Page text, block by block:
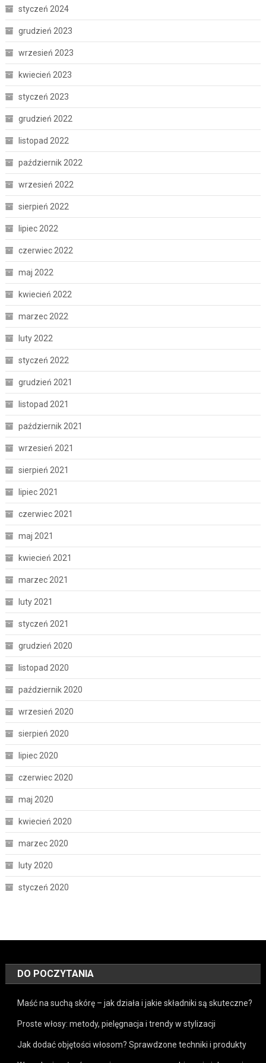
styczeń 2024
grudzień 2023
wrzesień 2023
kwiecień 2023
styczeń 2023
grudzień 2022
listopad 2022
październik 2022
wrzesień 2022
sierpień 2022
lipiec 2022
czerwiec 2022
maj 2022
kwiecień 2022
marzec 2022
luty 2022
styczeń 2022
grudzień 2021
listopad 2021
październik 2021
wrzesień 2021
sierpień 2021
lipiec 2021
czerwiec 2021
maj 2021
kwiecień 2021
marzec 2021
luty 2021
styczeń 2021
grudzień 2020
listopad 2020
październik 2020
wrzesień 2020
sierpień 2020
lipiec 2020
czerwiec 2020
maj 2020
kwiecień 2020
marzec 2020
luty 2020
styczeń 2020
DO POCZYTANIA
Maść na suchą skórę – jak działa i jakie składniki są skuteczne?
Proste włosy: metody, pielęgnacja i trendy w stylizacji
Jak dodać objętości włosom? Sprawdzone techniki i produkty